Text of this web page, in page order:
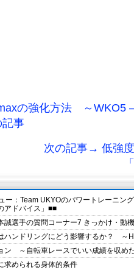
の強化方法 ～WKO5
事
次の記事→ 低強
ー：Team UKYOのパワートレーニ
アドバイス」■■
誠選手の質問コーナー7 きっかけ・動
ハンドリングにどう影響するか？ ～
ン ～自転車レースでいい成績を収め
求められる身体的条件